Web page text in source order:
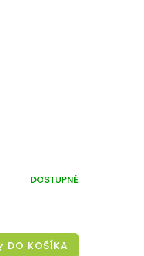
DOSTUPNÉ
DO KOŠÍKA